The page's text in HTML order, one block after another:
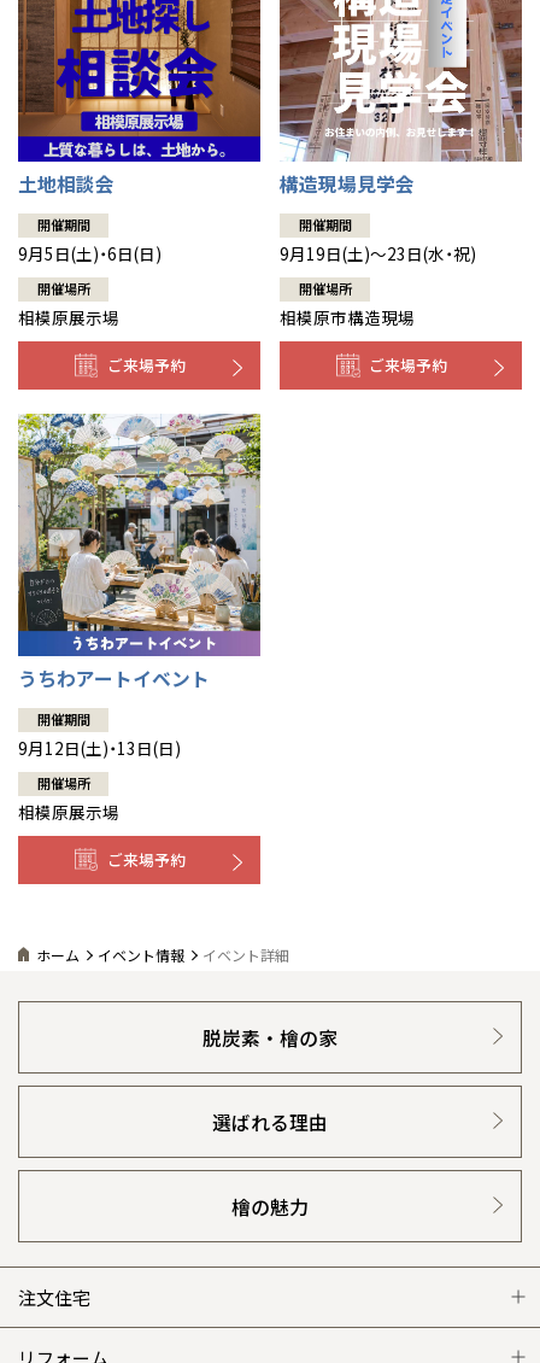
土地相談会
開催期間
9月5日(土)・6日(日)
開催場所
相模原展示場
ご来場予約
構造現場見学会
開催期間
9月19日(土)～23日(水・祝)
開催場所
相模原市構造現場
ご来場予約
うちわアートイベント
開催期間
9月12日(土)・13日(日)
開催場所
相模原展示場
ご来場予約
ホーム イベント情報 イベント詳細
脱炭素・檜の家
選ばれる理由
檜の魅力
注文住宅
注文住宅 トップ
リフォーム